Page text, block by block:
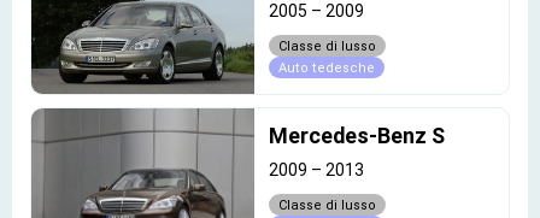
2005 – 2009
Classe di lusso
Auto tedesche
Mercedes-Benz S
2009 – 2013
Classe di lusso